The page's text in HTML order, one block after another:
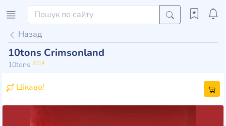
Назад
10tons Crimsonland
10tons 2014
Цікаво!